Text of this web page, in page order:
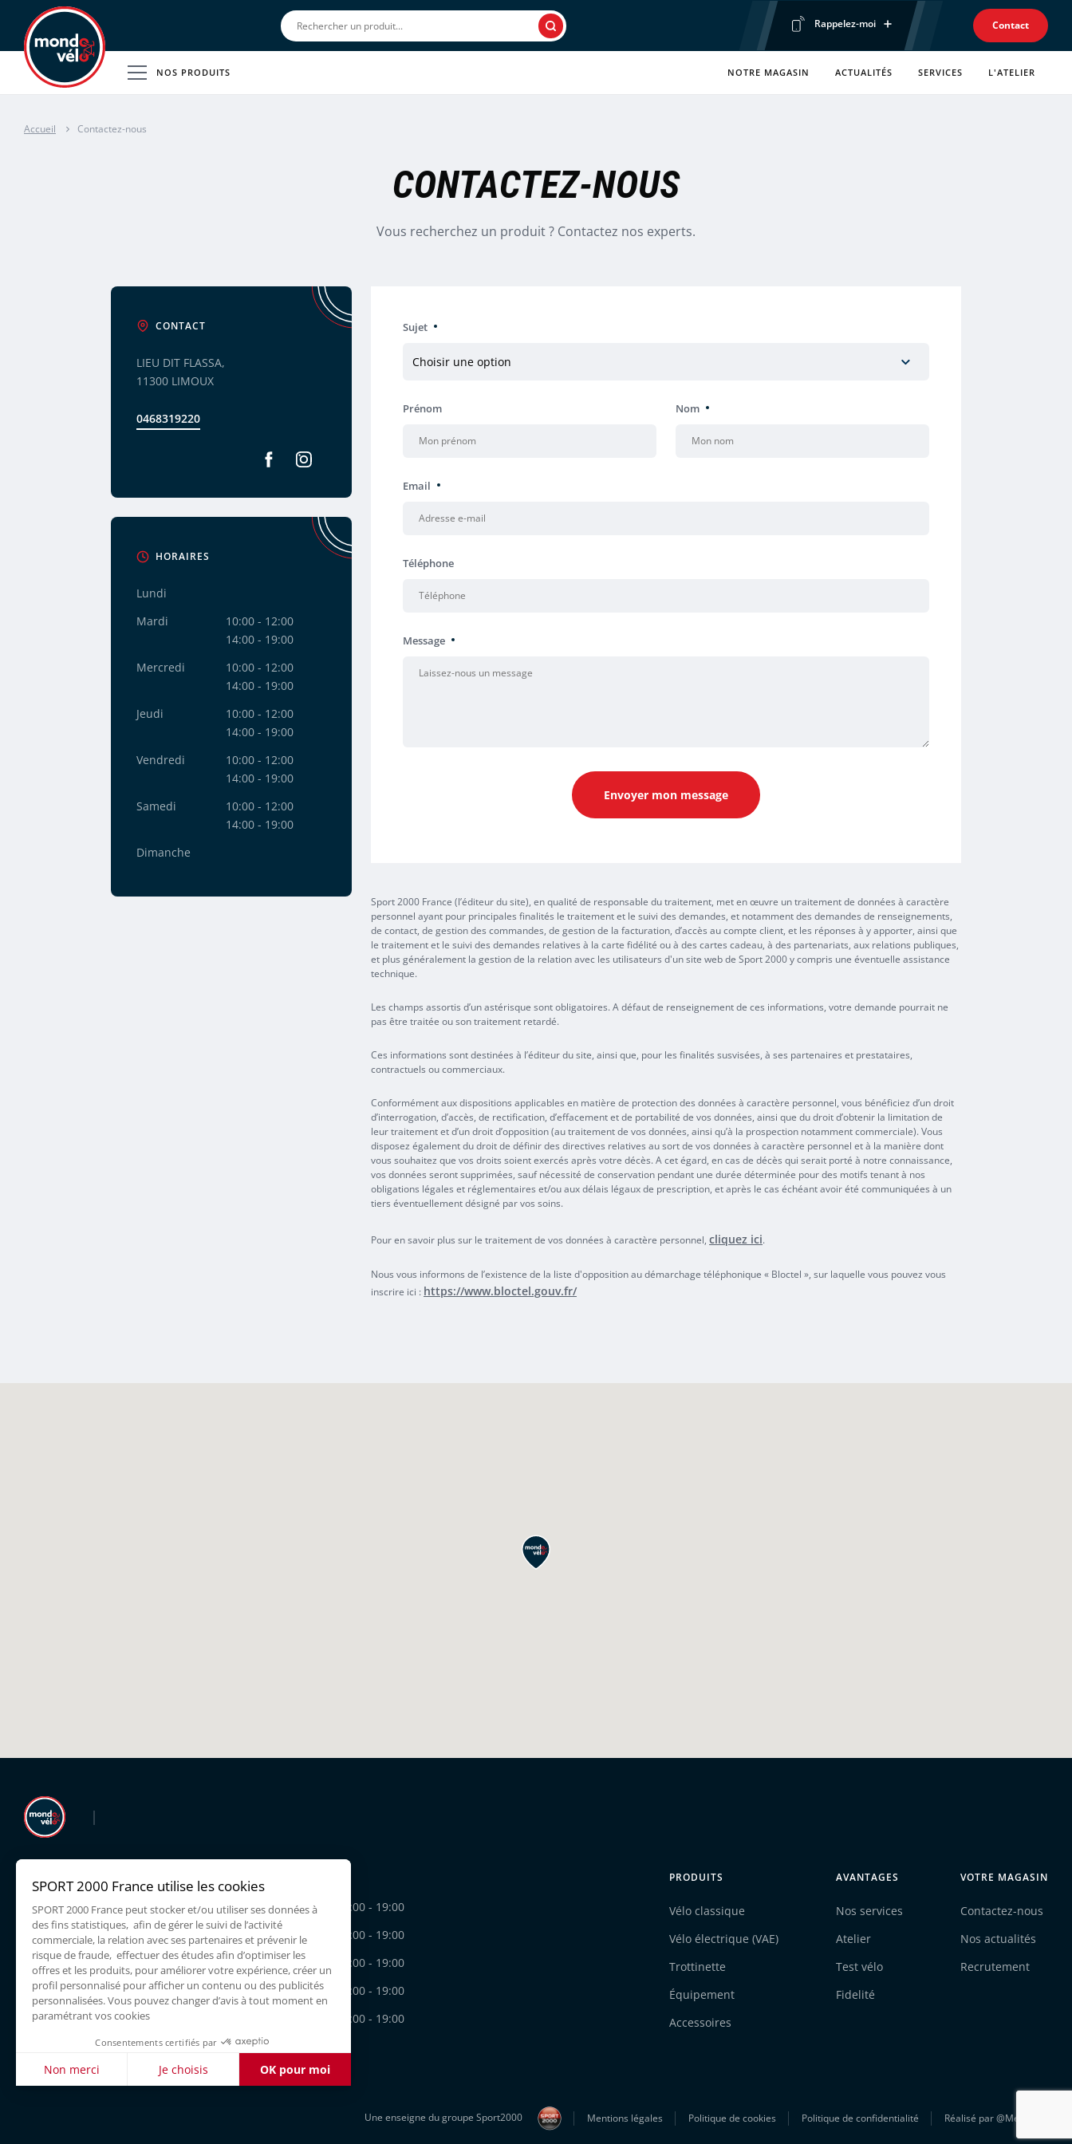
Rechercher
Rappelez-moi
Prénom
Contact
NOS PRODUITS NOTRE MAGASIN ACTUALITÉS SERVICES L'ATELIER
Accueil Contactez-nous
CONTACTEZ-NOUS
Vous recherchez un produit ? Contactez nos experts.
CONTACT
LIEU DIT FLASSA,
11300 LIMOUX
0468319220
HORAIRES
Lundi
Mardi
10:00 - 12:00
14:00 - 19:00
Mercredi
10:00 - 12:00
14:00 - 19:00
Jeudi
10:00 - 12:00
14:00 - 19:00
Vendredi
10:00 - 12:00
14:00 - 19:00
Samedi
10:00 - 12:00
14:00 - 19:00
Dimanche
Sujet
Prénom Nom
Email
Téléphone
Message
Envoyer mon message
Sport 2000 France (l’éditeur du site), en qualité de responsable du traitement, met en œuvre un traitement de données à caractère
personnel ayant pour principales finalités le traitement et le suivi des demandes, et notamment des demandes de renseignements,
de contact, de gestion des commandes, de gestion de la facturation, d’accès au compte client, et les réponses à y apporter, ainsi que
le traitement et le suivi des demandes relatives à la carte fidélité ou à des cartes cadeau, à des partenariats, aux relations publiques,
et plus généralement la gestion de la relation avec les utilisateurs d'un site web de Sport 2000 y compris une éventuelle assistance
technique.
Les champs assortis d’un astérisque sont obligatoires. A défaut de renseignement de ces informations, votre demande pourrait ne
pas être traitée ou son traitement retardé.
Ces informations sont destinées à l’éditeur du site, ainsi que, pour les finalités susvisées, à ses partenaires et prestataires,
contractuels ou commerciaux.
Conformément aux dispositions applicables en matière de protection des données à caractère personnel, vous bénéficiez d’un droit
d’interrogation, d’accès, de rectification, d’effacement et de portabilité de vos données, ainsi que du droit d’obtenir la limitation de
leur traitement et d’un droit d’opposition (au traitement de vos données, ainsi qu’à la prospection notamment commerciale). Vous
disposez également du droit de définir des directives relatives au sort de vos données à caractère personnel et à la manière dont
vous souhaitez que vos droits soient exercés après votre décès. A cet égard, en cas de décès qui serait porté à notre connaissance,
vos données seront supprimées, sauf nécessité de conservation pendant une durée déterminée pour des motifs tenant à nos
obligations légales et réglementaires et/ou aux délais légaux de prescription, et après le cas échéant avoir été communiquées à un
tiers éventuellement désigné par vos soins.
Pour en savoir plus sur le traitement de vos données à caractère personnel, cliquez ici.
Nous vous informons de l’existence de la liste d'opposition au démarchage téléphonique « Bloctel », sur laquelle vous pouvez vous
inscrire ici : https://www.bloctel.gouv.fr/
LIEU DIT FLASSA,
0468319220
FacebookInstagram
Lundi
Mardi
10:00 - 12:00
14:00 - 19:00
Mercredi
10:00 - 12:00
14:00 - 19:00
Jeudi
10:00 - 12:00
14:00 - 19:00
Vendredi
10:00 - 12:00
14:00 - 19:00
14:00 - 19:00
Dimanche
PRODUITS
Vélo classique
Vélo électrique (VAE)
Trottinette
Équipement
Accessoires
AVANTAGES
Nos services
Atelier
Test vélo
Fidelité
VOTRE MAGASIN
Contactez-nous
Nos actualités
Recrutement
Une enseigne du groupe Sport2000 Mentions légales Politique de cookies Politique de confidentialité Réalisé par@Mezcalito